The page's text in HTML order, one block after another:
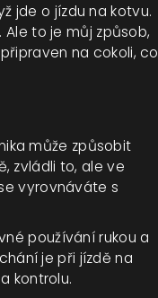
jde o jízdu na kotvu.
to je můj způsob,
na cokoli, co
může způsobit
zvládli to, ale ve
vyrovnáváte s
používání rukou a
je při jízdě na
kontrolu.